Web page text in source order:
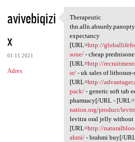
avivebiqizi
x
01.11.2021
Adres
Therapeutic
Therapeutic
expectancy
[URL=http://
sone/- cheap
[URL=http://
sr/- uk sales of lithosun-
[URL=http://
pack/- generic soft tab
pharmacy[/URL - [URL=
nation.org/product/
levitra oral jelly without
[URL=http://
ahmi/- brahmi buy[/